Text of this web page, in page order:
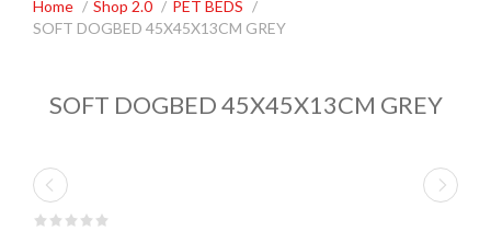
Home / Shop 2.0 / PET BEDS /
SOFT DOGBED 45X45X13CM GREY
SOFT DOGBED 45X45X13CM GREY